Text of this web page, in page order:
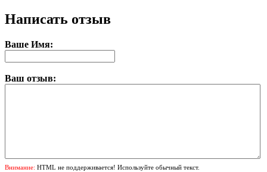
Написать отзыв
Ваше Имя:
Ваш отзыв:
Внимание: HTML не поддерживается! Используйте обычный текст.